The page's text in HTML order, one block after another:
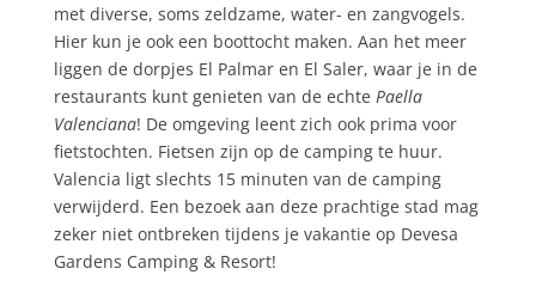
met diverse, soms zeldzame, water- en zangvogels.
Hier kun je ook een boottocht maken. Aan het meer
liggen de dorpjes El Palmar en El Saler, waar je in de
restaurants kunt genieten van de echte Paella
Valenciana! De omgeving leent zich ook prima voor
fietstochten. Fietsen zijn op de camping te huur.
Valencia ligt slechts 15 minuten van de camping
verwijderd. Een bezoek aan deze prachtige stad mag
zeker niet ontbreken tijdens je vakantie op Devesa
Gardens Camping & Resort!